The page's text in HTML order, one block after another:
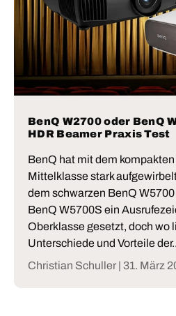
BenQ W2700 oder BenQ
HDR Beamer Praxis Test
BenQ hat mit dem
Mittelklasse stark
dem schwarzen BenQ
BenQ W5700S ein
Oberklasse gesetzt, doch wo
Unterschiede und Vorteile
Christian Schuller | 31. März